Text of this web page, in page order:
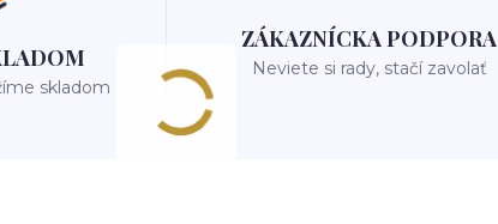
skladom
ZÁKAZNÍCKA PODPORA
Neviete si rady, stačí zavolať